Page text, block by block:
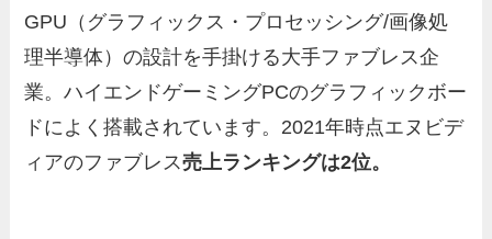
GPU（グラフィックス・プロセッシング/画像処
理半導体）の設計を手掛ける大手ファブレス企
業。ハイエンドゲーミングPCのグラフィックボー
ドによく搭載されています。2021年時点エヌビデ
ィアのファブレス売上ランキングは2位。